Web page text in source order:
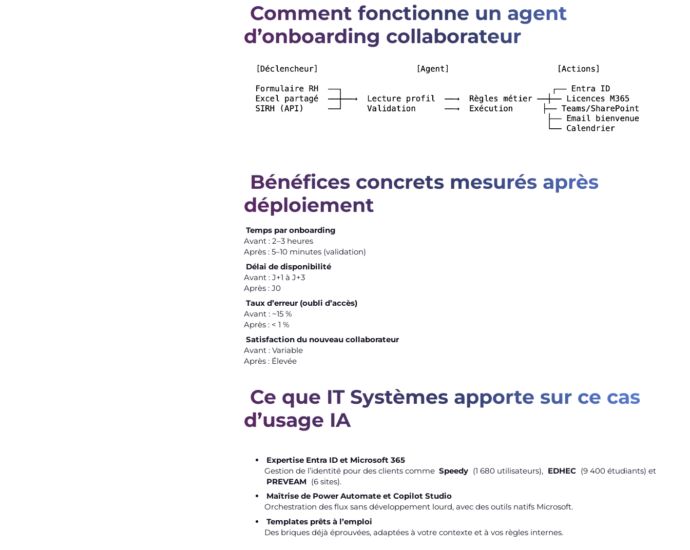
Comment fonctionne un agent
d’onboarding collaborateur
Bénéfices concrets mesurés après
déploiement
Temps par onboarding
Avant : 2–3 heures
Après : 5–10 minutes (validation)
Délai de disponibilité
Avant : J+1 à J+3
Après : J0
Taux d’erreur (oubli d’accès)
Avant : ~15 %
Après : < 1 %
Satisfaction du nouveau collaborateur
Avant : Variable
Après : Élevée
Ce que IT Systèmes apporte sur ce cas
d’usage IA
Expertise Entra ID et Microsoft 365
Gestion de l’identité pour des clients comme Speedy (1 680 utilisateurs), EDHEC (9 400 étudiants) et
PREVEAM (6 sites).
Maîtrise de Power Automate et Copilot Studio
Orchestration des flux sans développement lourd, avec des outils natifs Microsoft.
Templates prêts à l’emploi
Des briques déjà éprouvées, adaptées à votre contexte et à vos règles internes.